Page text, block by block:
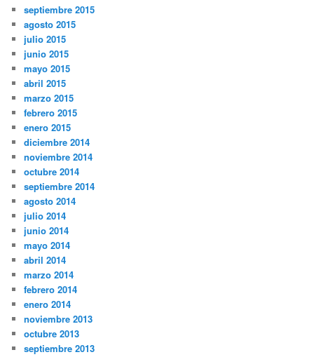
septiembre 2015
agosto 2015
julio 2015
junio 2015
mayo 2015
abril 2015
marzo 2015
febrero 2015
enero 2015
diciembre 2014
noviembre 2014
octubre 2014
septiembre 2014
agosto 2014
julio 2014
junio 2014
mayo 2014
abril 2014
marzo 2014
febrero 2014
enero 2014
noviembre 2013
octubre 2013
septiembre 2013